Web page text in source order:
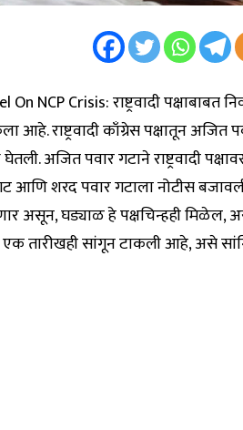
On NCP Crisis: राष्ट्रवादी
आहे. राष्ट्रवादी काँग्रेस पक्षातून अजित
अजित पवार गटाने राष्ट्रवादी
शरद पवार गटाला नोटीस बजावली
असून, घड्याळ हे पक्षचिन्हही मिळेल,
तारीखही सांगून टाकली आहे, असे